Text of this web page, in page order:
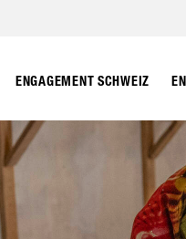
ENGAGEMENT SCHWEIZ